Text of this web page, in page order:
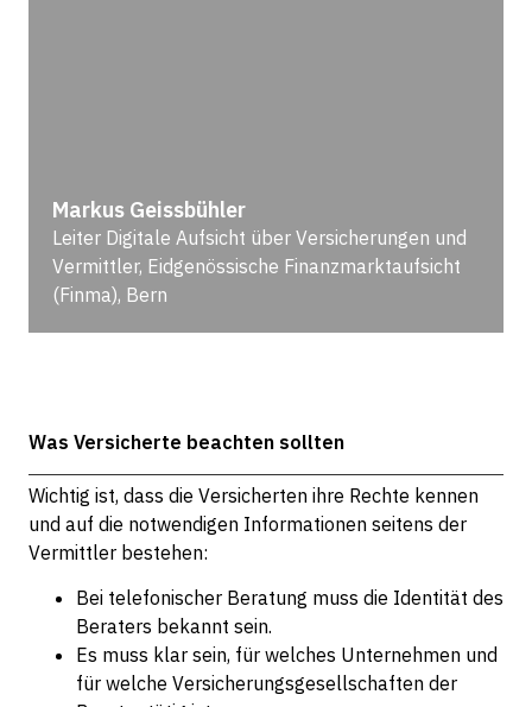
Markus Geissbühler
Leiter Digitale Aufsicht über Versicherungen und
Vermittler, Eidgenössische Finanzmarktaufsicht
(Finma), Bern
Was Versicherte beachten sollten
Wichtig ist, dass die Versicherten ihre Rechte kennen
und auf die notwendigen Informationen seitens der
Vermittler bestehen:
Bei telefonischer Beratung muss die Identität des
Beraters bekannt sein.
Es muss klar sein, für welches Unternehmen und
für welche Versicherungsgesellschaften der